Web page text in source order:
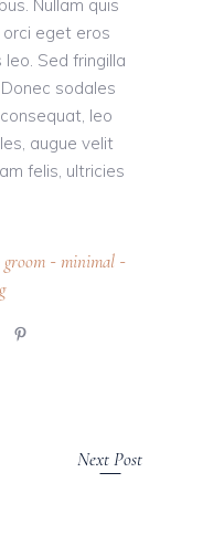
Nullam quis
eget eros
Sed fringilla
sodales
leo
augue velit
felis, ultricies
groom- minimal-
Next Post